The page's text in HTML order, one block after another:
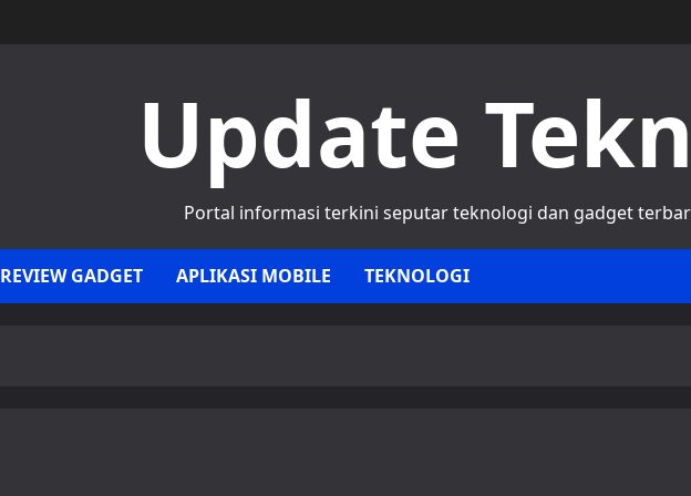
Update
Portal informasi terkini seputar teknologi dan gadget
REVIEW GADGET APLIKASI MOBILE TEKNOLOGI